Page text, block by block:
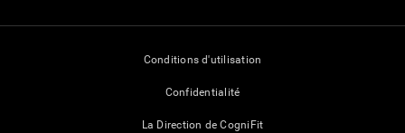
Conditions d'utilisation
Confidentialité
La Direction de CogniFit